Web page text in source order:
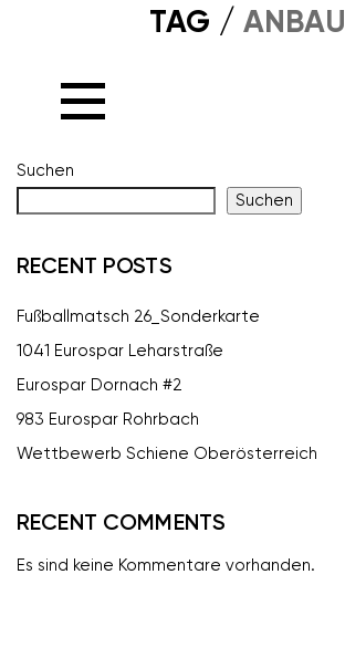
TAG /ANBAU
Suchen
Suchen
RECENT POSTS
Fußballmatsch 26_Sonderkarte
1041 Eurospar Leharstraße
Eurospar Dornach #2
983 Eurospar Rohrbach
Wettbewerb Schiene Oberösterreich
RECENT COMMENTS
Es sind keine Kommentare vorhanden.